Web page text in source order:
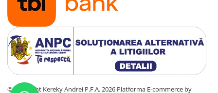
©Copyright Kereky Andrei P.F.A. 2026 Platforma E-commerce by